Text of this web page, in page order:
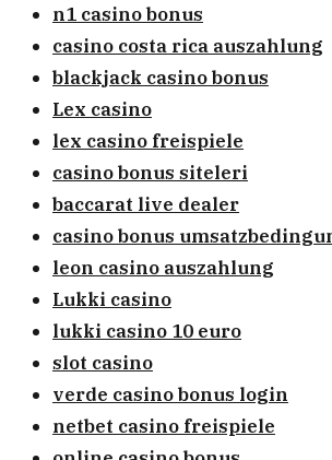
n1 casino bonus
casino costa rica auszahlung
blackjack casino bonus
Lex casino
lex casino freispiele
casino bonus siteleri
baccarat live dealer
casino bonus
leon casino auszahlung
Lukki casino
lukki casino 10 euro
slot casino
verde casino bonus login
netbet casino freispiele